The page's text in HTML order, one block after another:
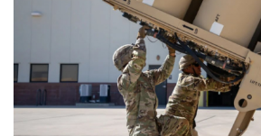
Sức khỏe
Dinh dưỡng - món ngon
Đời
Nhà
Blog